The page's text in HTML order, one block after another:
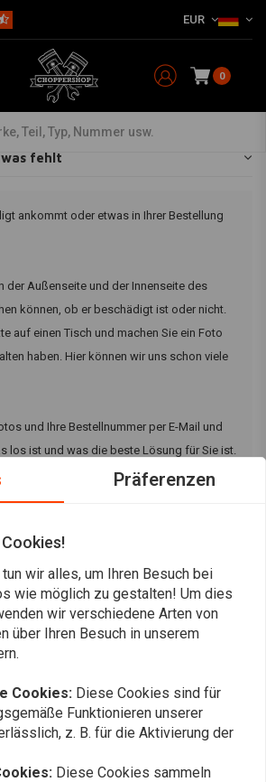
EUR
0
Beschädigt oder etwas fehlt
oder etwas fehlt
fehlt
ankommt oder etwas in Ihrer Bestellung
der Außenseite und der Innenseite des
können, ob er beschädigt ist oder nicht.
auf einen Tisch und machen Sie ein Foto
haben. Hier können wir uns schon viele
und Ihre Bestellnummer per E-Mail und
los ist und was die beste Lösung für Sie ist.
mit einer passenden Lösung bei
Präferenzen
wir alles, um Ihren Besuch bei
wie möglich zu gestalten! Um dies
wir verschiedene Arten von
über Ihren Besuch in unserem
Cookies: Diese Cookies sind für
Funktionieren unserer
z. B. für die Aktivierung der
Diese Cookies sammeln